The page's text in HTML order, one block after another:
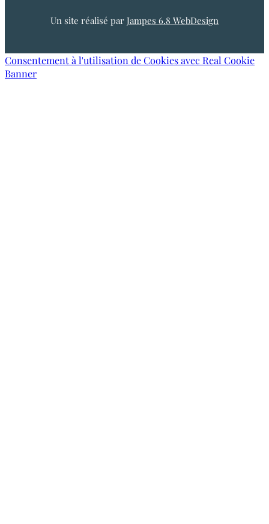
Un site réalisé par Jampes 6.8 WebDesign
Consentement à l'utilisation de Cookies avec Real Cookie
Banner